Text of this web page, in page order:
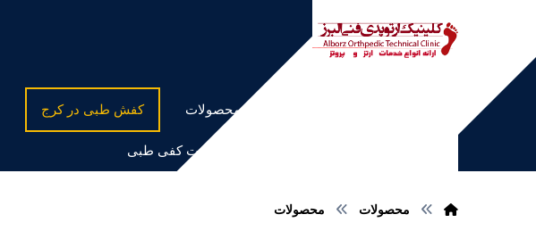
محصولات کفش طبی در کرج
اسکن کف پا و ساخت کفی طبی
محصولات محصولات